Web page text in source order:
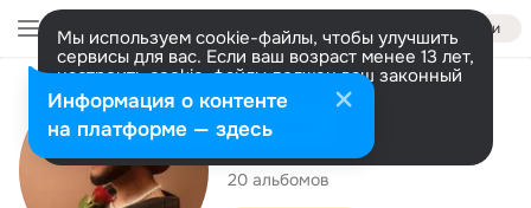
Войти
Мы используем cookie-файлы, чтобы улучшить
сервисы для вас. Если ваш возраст менее 13 лет,
настроить cookie-файлы должен ваш законный
представитель. Больше информации
Разрешить все Настроить
Исполнитель
Ak Singh
20 альбомов
Информация о контенте
на платформе — здесь